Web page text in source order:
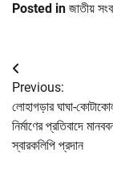
Posted in জাতীয়
Post
navigation
Previous:
লোহাগড়ার ঘাঘা-
নির্মাণের প্রতিবাদে
স্বারকলিপি প্রদান